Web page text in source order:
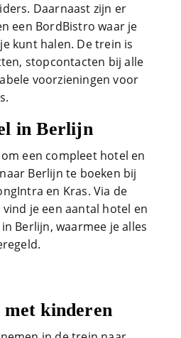
Daarnaast zijn er
een BordBistro waar je
kunt halen. De trein is
stopcontacten bij alle
voorzieningen voor
in Berlijn
een compleet hotel en
Berlijn te boeken bij
en Kras. Via de
je een aantal hotel en
Berlijn, waarmee je alles
kinderen